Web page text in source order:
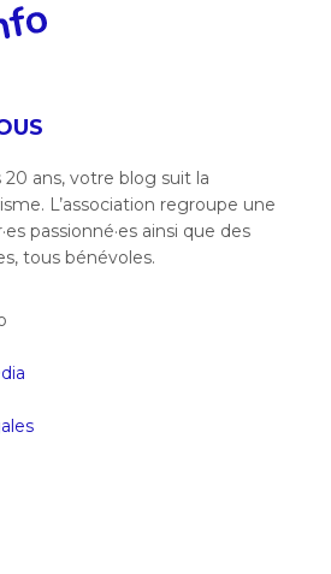
ans, votre blog suit la
L’association regroupe une
passionné·es ainsi que des
tous bénévoles.